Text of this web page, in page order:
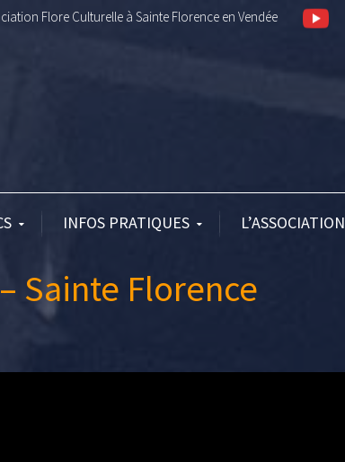
Flore Culturelle à Sainte Florence en Vendée
INFOS PRATIQUES L’ASSOCIATION
Sainte Florence